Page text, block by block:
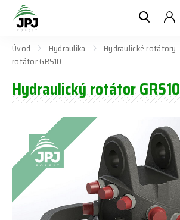
Úvod Hydraulika Hydraulické rotátory
rotátor GRS10
Hydraulický rotátor GRS10